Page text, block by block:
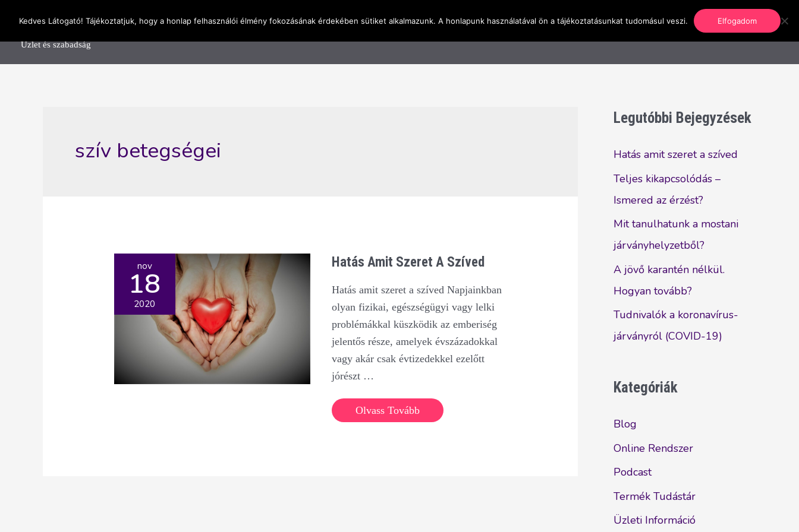
content
OnlineSeedsMan
Üzlet és szabadság
Kapcsolat
szív betegségei
nov
18
2020
Hatás Amit Szeret A Szíved
Hatás amit szeret a szíved Napjainkban
olyan fizikai, egészségügyi vagy lelki
problémákkal küszködik az emberiség
jelentős része, amelyek évszázadokkal
vagy akár csak évtizedekkel ezelőtt
jórészt …
Hatás
Olvass Tovább
Legutóbbi Bejegyzések
Hatás amit szeret a szíved
Teljes kikapcsolódás –
Ismered az érzést?
Mit tanulhatunk a mostani
járványhelyzetből?
A jövő karantén nélkül.
Hogyan tovább?
Tudnivalók a koronavírus-
járványról (COVID-19)
Kategóriák
Blog
Online Rendszer
Podcast
Termék Tudástár
Üzleti Információ
Kedves Látogató! Tájékoztatjuk, hogy a honlap felhasználói élmény fokozásának érdekében sütiket alkalmazunk. A honlapunk használatával ön a tájékoztatásunkat tudomásul veszi. Elfogadom